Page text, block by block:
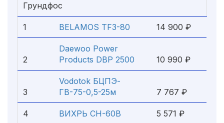
Грундфос
1 BELAMOS TF3-80 14 900 ₽
2
Daewoo Power
Products DBP 2500
10 990 ₽
3
Vodotok БЦПЭ-
ГВ-75-0,5-25м
7 767 ₽
4 ВИХРЬ СН-60В 5 571 ₽